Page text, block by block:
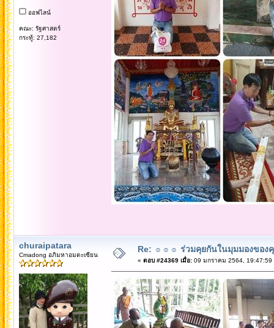
ออฟไลน์
คณะ: รัฐศาสตร์
กระทู้: 27,182
churaipatara
Cmadong อภิมหาอมตะเซียน
Re: ☼☼☼ ร่วมคุยกันในมุมมองของ
« ตอบ #24369 เมื่อ:09 มกราคม 2564, 19:47:59